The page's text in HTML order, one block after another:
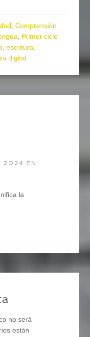
,Comprensión
Primer ciclo
,escritura
digital
2024 EN
la
no será
están